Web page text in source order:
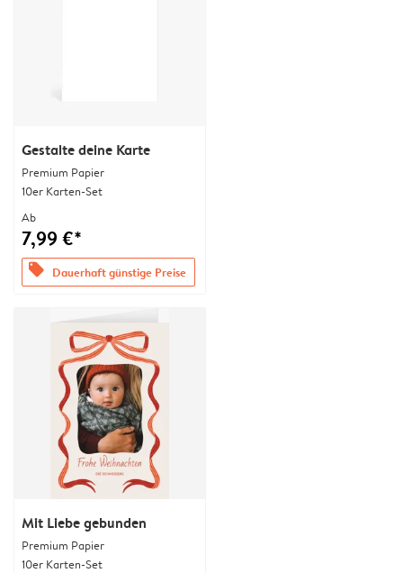
Gestalte deine Karte
Premium Papier
10er Karten-Set
Ab
7,99 €*
offers Dauerhaft günstige Preise
Mit Liebe gebunden
Premium Papier
10er Karten-Set